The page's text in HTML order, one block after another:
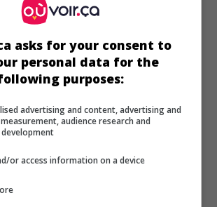
asks for your consent to
personal data for the
purposes:
advertising and content, advertising and
audience research and
development
or access information on a device